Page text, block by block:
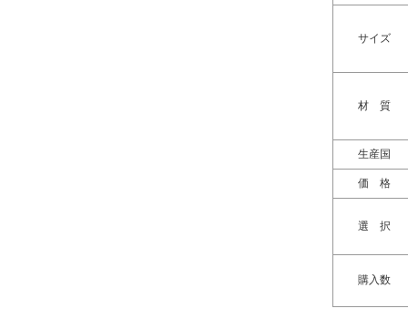
サイズ
材 質
生産国
価 格
選 択
購入数